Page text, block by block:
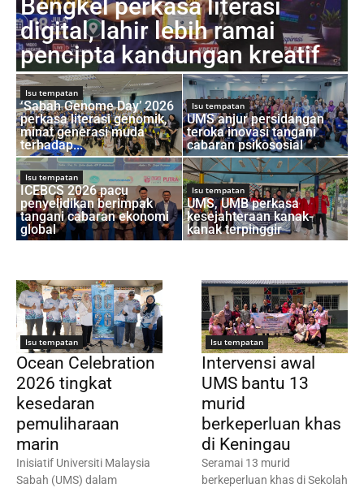
Bengkel perkasa literasi
digital, lahir lebih ramai
pencipta kandungan kreatif
Isu tempatan
‘Sabah Genome Day’ 2026
perkasa literasi genomik,
minat generasi muda
terhadap...
Isu tempatan
UMS anjur persidangan
teroka inovasi tangani
cabaran psikososial
Isu tempatan
ICEBCS 2026 pacu
penyelidikan berimpak
tangani cabaran ekonomi
global
Isu tempatan
UMS, UMB perkasa
kesejahteraan kanak-
kanak terpinggir
Isu tempatan
Ocean Celebration
2026 tingkat
kesedaran
pemuliharaan
marin
Inisiatif Universiti Malaysia
Sabah (UMS) dalam
Isu tempatan
Intervensi awal
UMS bantu 13
murid
berkeperluan khas
di Keningau
Seramai 13 murid
berkeperluan khas di Sekolah